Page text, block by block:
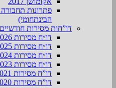
פתרונות
הבינתחומי)
דו”חות מסירות חודשיים
דו״ח מסירות 2026
דו״ח מסירות 2025
דו״ח מסירות 2024
דו״ח מסירות 2023
דו”ח מסירות 2021
דו”ח מסירות 2020